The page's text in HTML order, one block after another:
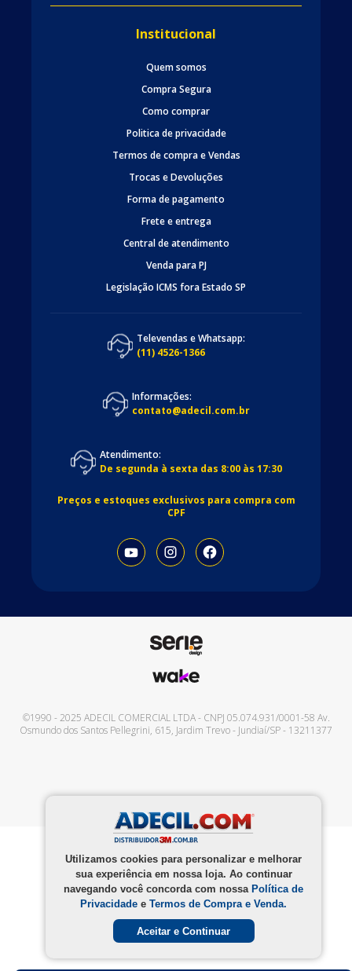
Utilizamos cookies para personalizar e melhorar
sua experiência em nossa loja. Ao continuar
navegando você concorda com nossa Política de
Privacidade e Termos de Compra e Venda.
Aceitar e Continuar
Institucional
Quem somos
Compra Segura
Como comprar
Politica de privacidade
Termos de compra e Vendas
Trocas e Devoluções
Forma de pagamento
Frete e entrega
Central de atendimento
Venda para PJ
Legislação ICMS fora Estado SP
Televendas e Whatsapp:
(11) 4526-1366
Informações:
contato@adecil.com.br
Atendimento:
De segunda à sexta das 8:00 às 17:30
Preços e estoques exclusivos para compra com
CPF
©1990 - 2025 ADECIL COMERCIAL LTDA- CNPJ 05.074.931/0001-58 Av.
Osmundo dos Santos Pellegrini, 615, Jardim Trevo- Jundiaí/SP- 13211377